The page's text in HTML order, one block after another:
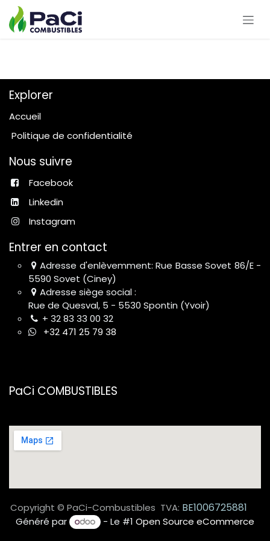
Se rendre au contenu
Explorer
Accueil
Politique de confidentialité
Nous suivre
Facebook
Linkedin
Instagram
Entrer en contact
Adresse d'enlèvemment: Rue Basse Sovet 86/E -
5590 Sovet (Ciney)
Adresse siège social :
Rue de Quesval, 5 - 5530 Spontin (Yvoir)
+ 32 83 33 00 32
+32 471 25 79 38
PaCi COMBUSTIBLES
Copyright © PaCi-Combustibles TVA: BE1006725881
Généré par - Le #1 Open Source eCommerce